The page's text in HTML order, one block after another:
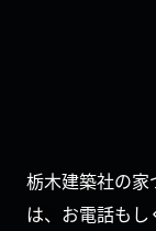
栃木建築社の
は、お電話も